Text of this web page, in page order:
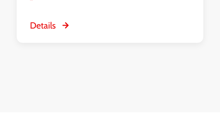
Details